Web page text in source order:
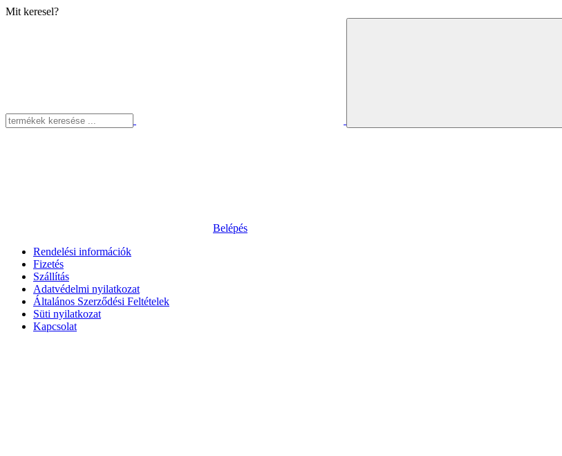
Mit keresel?
Belépés
Rendelési információk
Fizetés
Szállítás
Adatvédelmi nyilatkozat
Általános Szerződési Feltételek
Süti nyilatkozat
Kapcsolat